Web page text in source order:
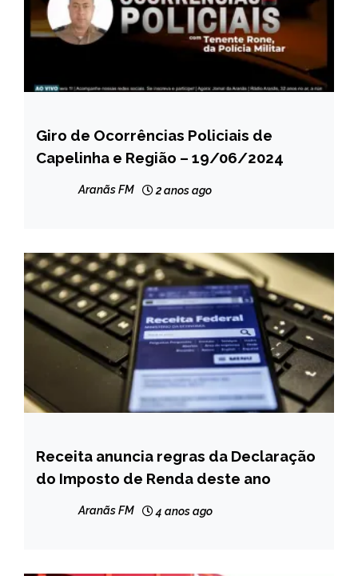
CAPELINHA
MINAS
Giro de Ocorrências Policiais de
Capelinha e Região – 19/06/2024
Aranãs FM 2 anos ago
BRASIL
NOTÍCIAS
Receita anuncia regras da Declaração
do Imposto de Renda deste ano
Aranãs FM 4 anos ago